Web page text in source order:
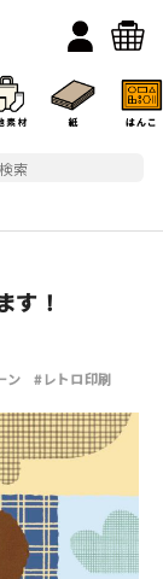
す！
ン #レトロ印刷